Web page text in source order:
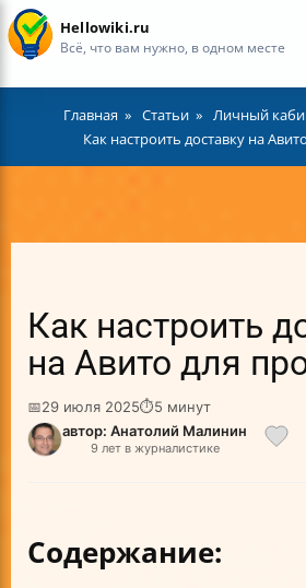
Hellowiki.ru
Всё, что вам нужно, в одном месте
Главная Статьи
Личный
Как настроить доставку на
Как настроить
на Авито для
📅29 июля 2025⏱5 минут
автор: Анатолий Малинин
9 лет в журналистике
Содержание: